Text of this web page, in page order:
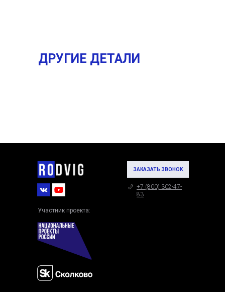
ДРУГИЕ ДЕТАЛИ
ЗАКАЗАТЬ ЗВОНОК
Участник проекта:
+7 (800) 302-47-
83